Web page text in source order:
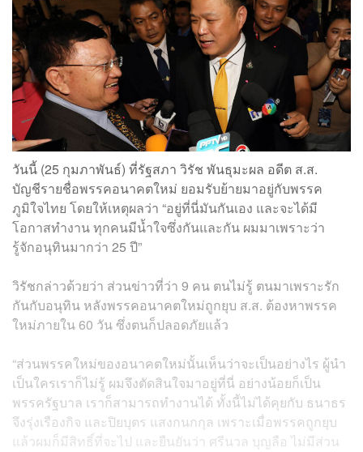
วันนี้ (25 กุมภาพันธ์) ที่รัฐสภา วิรัช พันธุมะผล อดีต ส.ส.
บัญชีรายชื่อพรรคอนาคตใหม่ ยอมรับย้ายมาอยู่กับพรรค
ภูมิใจไทย โดยให้เหตุผลว่า “อยู่ที่นี่มันกันเอง และจะได้มี
โอกาสทำงาน ทุกคนมีน้ำใจซึ่งกันและกัน ผมมาเพราะว่า
รู้จักอนุทินมากว่า 25 ปี”
วิรัชกล่าวด้วยว่า ส่วนข่าวที่ว่า 9 คน ตนไม่รู้ ตนมาเพราะรัก
กันกับอนุทิน หลังพรรคอนาคตใหม่ถูกยุบ ส.ส. ต้องหาพรรค
ใหม่ภายใน 60 วัน ซึ่งตนก็ปลอดภัยแล้ว
“ส่วนพรรคใหม่ของอนาคตใหม่นั้นเห็นว่าจะเป็นอย่างไร ผู้นำ
เป็นใครเราก็ไม่รู้ ผมจึงตัดสินใจมาอยู่ที่นี่ อย่างน้อยก็เป็น
พรรครัฐบาล เราก็สามารถทำงานได้ ทั้งนี้ไม่ได้คุยกับ ธนาธร
จึงรุ่งเรืองกิจ และปิยบุตร แสงกนกกุล เพราะเมื่อพรรคถูกยุบ
แล้วผมก็มีสิทธิ์ที่จะไป และยืนยันว่า ศรีนวล บุญลือ ไม่มีส่วน